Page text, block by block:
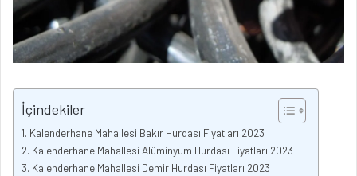
İçindekiler
Kalenderhane Mahallesi Bakır Hurdası Fiyatları 2023
Kalenderhane Mahallesi Alüminyum Hurdası Fiyatları 2023
Kalenderhane Mahallesi Demir Hurdası Fiyatları 2023